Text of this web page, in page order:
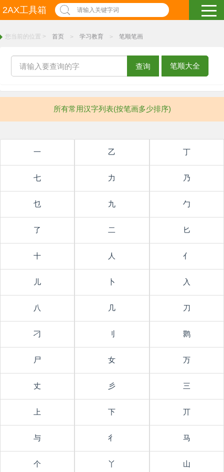
2AX工具箱 请输入关键字词
您当前的位置 > 首页 > 学习教育 > 笔顺笔画
查询 笔顺大全
所有常用汉字列表(按笔画多少排序)
一 乙 丁
七 力 乃
乜 九 勹
了 二 匕
十 人 亻
儿 卜 入
八 几 刀
刁 刂 鹮
尸 女 万
丈 彡 三
上 下 丌
与 彳 马
个 丫 山